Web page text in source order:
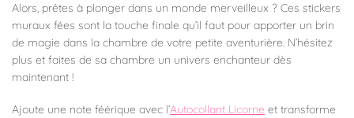
Alors, prêtes à plonger dans un monde merveilleux ? Ces stickers
muraux fées sont la touche finale qu’il faut pour apporter un brin
de magie dans la chambre de votre petite aventurière. N’hésitez
plus et faites de sa chambre un univers enchanteur dès
maintenant !
Ajoute une note féérique avec l’Autocollant Licorne et transforme